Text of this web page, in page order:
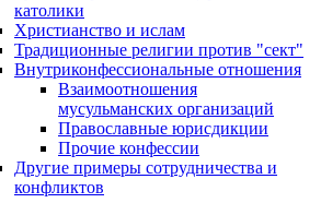
католики
Христианство и ислам
Традиционные религии против "сект"
Внутриконфессиональные отношения
Взаимоотношения
мусульманских организаций
Православные юрисдикции
Прочие конфессии
Другие примеры сотрудничества и
конфликтов